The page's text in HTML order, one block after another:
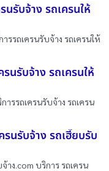
นรับจ้าง รถเครนให้
รรถเครนรับจ้าง รถเครนให้
นรับจ้าง รถเครนให้
ารรถเครนรับจ้าง รถเครน
รนรับจ้าง รถเฮี๊ยบรับ
าง.com บริการ รถเครน